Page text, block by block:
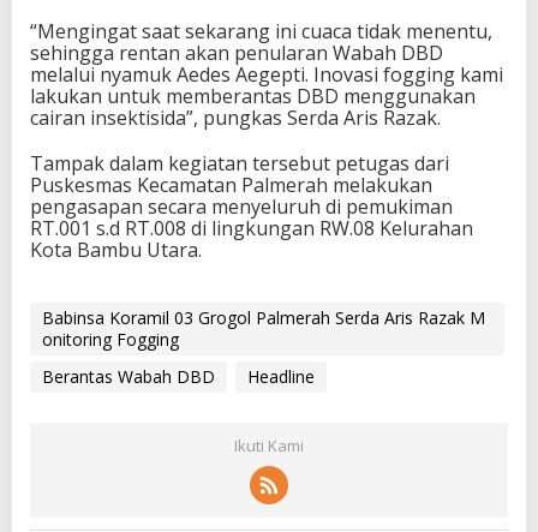
“Mengingat saat sekarang ini cuaca tidak menentu,
sehingga rentan akan penularan Wabah DBD
melalui nyamuk Aedes Aegepti. Inovasi fogging kami
lakukan untuk memberantas DBD menggunakan
cairan insektisida”, pungkas Serda Aris Razak.
Tampak dalam kegiatan tersebut petugas dari
Puskesmas Kecamatan Palmerah melakukan
pengasapan secara menyeluruh di pemukiman
RT.001 s.d RT.008 di lingkungan RW.08 Kelurahan
Kota Bambu Utara.
Babinsa Koramil 03 Grogol Palmerah Serda Aris Razak M
onitoring Fogging
Berantas Wabah DBD
Headline
Ikuti Kami